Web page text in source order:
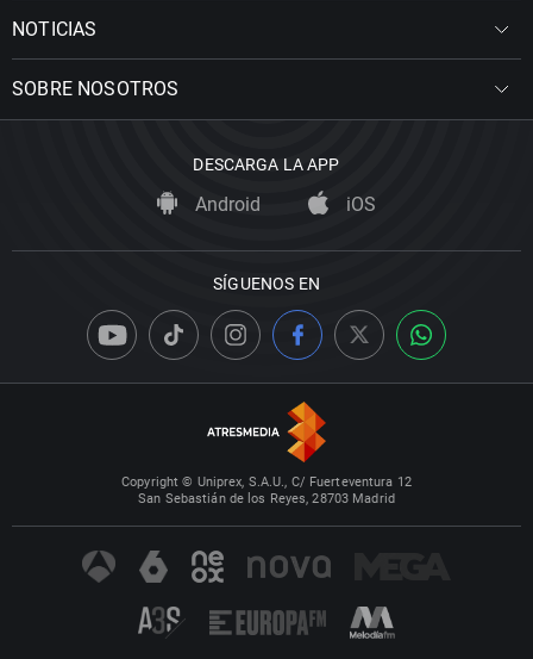
NOTICIAS
SOBRE NOSOTROS
DESCARGA LA APP
Android iOS
SÍGUENOS EN
Copyright © Uniprex, S.A.U., C/ Fuerteventura 12
San Sebastián de los Reyes, 28703 Madrid